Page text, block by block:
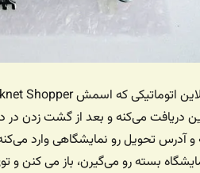
دریافت می‌کنه و بعد از گشت زدن
و آدرس تحویل رو نمایشگاهی وارد
بسته رو می‌گیرن، باز می کنن و